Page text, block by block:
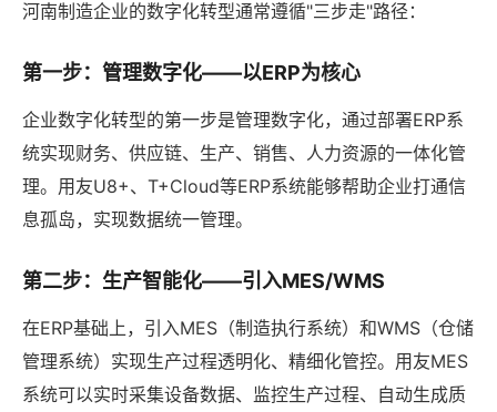
河南制造企业的数字化转型通常遵循"三步走"路径：
第一步：管理数字化——以ERP为核心
企业数字化转型的第一步是管理数字化，通过部署ERP系
统实现财务、供应链、生产、销售、人力资源的一体化管
理。用友U8+、T+Cloud等ERP系统能够帮助企业打通信
息孤岛，实现数据统一管理。
第二步：生产智能化——引入MES/WMS
在ERP基础上，引入MES（制造执行系统）和WMS（仓储
管理系统）实现生产过程透明化、精细化管控。用友MES
系统可以实时采集设备数据、监控生产过程、自动生成质